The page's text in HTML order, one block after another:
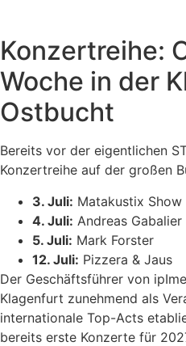
Konzertreihe:
Woche in der
Ostbucht
Bereits vor der eigentlichen
Konzertreihe auf der großen
3. Juli: Matakustix Show
4. Juli: Andreas Gabalier
5. Juli: Mark Forster
12. Juli: Pizzera & Jaus
Der Geschäftsführer von
Klagenfurt zunehmend als
internationale Top-Acts
bereits erste Konzerte für